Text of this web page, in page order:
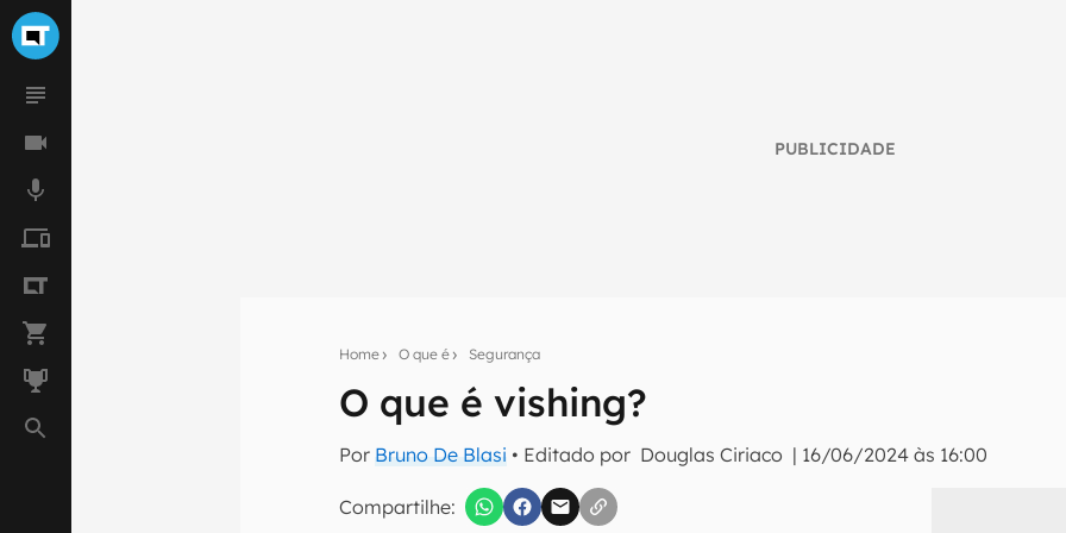
PUBLICIDADE
Home O que é Segurança
O que é vishing?
Por Bruno De Blasi • Editado por Douglas Ciriaco | 16/06/2024 às 16:00
Compartilhe:
Seu resumo inteligente do mundo tech!
Assine a newsletter do Canaltech e receba notícias e reviews sobre tecnologia